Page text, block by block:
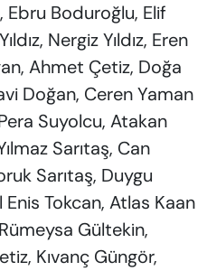
Ebru Boduroğlu, Elif
Nergiz Yıldız, Eren
Ahmet Çetı̇z, Doğa
Doğan, Ceren Yaman
Suyolcu, Atakan
Sarıtaş, Can
Sarıtaş, Duygu
Enis Tokcan, Atlas Kaan
Gültekı̇n,
Kıvanç Güngör,